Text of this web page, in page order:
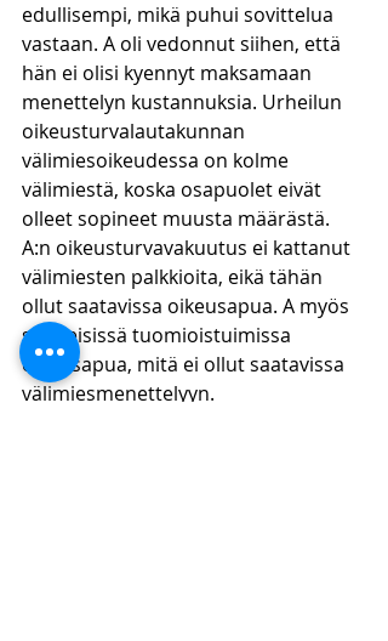
edullisempi, mikä puhui sovittelua
vastaan. A oli vedonnut siihen, että
hän ei olisi kyennyt maksamaan
menettelyn kustannuksia. Urheilun
oikeusturvalautakunnan
välimiesoikeudessa on kolme
välimiestä, koska osapuolet eivät
olleet sopineet muusta määrästä.
A:n oikeusturvavakuutus ei kattanut
välimiesten palkkioita, eikä tähän
ollut saatavissa oikeusapua. A myös
sai yleisissä tuomioistuimissa
oikeusapua, mitä ei ollut saatavissa
välimiesmenettelyyn.